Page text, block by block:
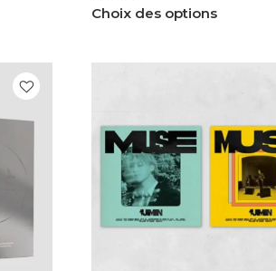
Choix des options